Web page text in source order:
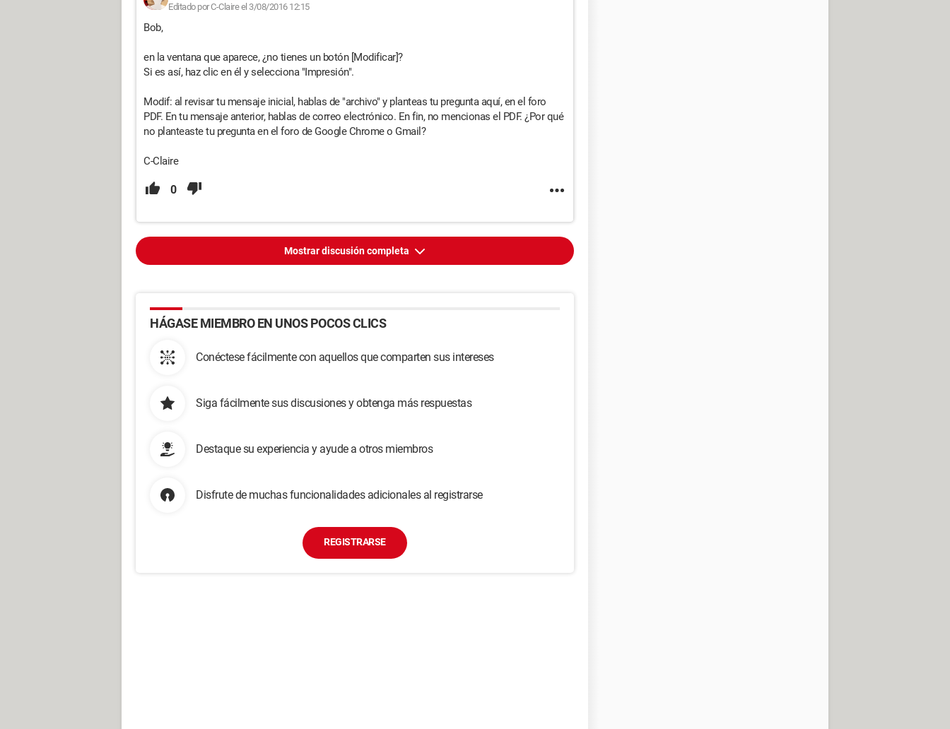
Editado por C-Claire el 3/08/2016 12:15
Bob,
en la ventana que aparece, ¿no tienes un botón [Modificar]?
Si es así, haz clic en él y selecciona "Impresión".
Modif: al revisar tu mensaje inicial, hablas de "archivo" y planteas tu pregunta aquí, en el foro
PDF. En tu mensaje anterior, hablas de correo electrónico. En fin, no mencionas el PDF. ¿Por qué
no planteaste tu pregunta en el foro de Google Chrome o Gmail?
C-Claire
0
Mostrar discusión completa
HÁGASE MIEMBRO EN UNOS POCOS CLICS
Conéctese fácilmente con aquellos que comparten sus intereses
Siga fácilmente sus discusiones y obtenga más respuestas
Destaque su experiencia y ayude a otros miembros
Disfrute de muchas funcionalidades adicionales al registrarse
REGISTRARSE